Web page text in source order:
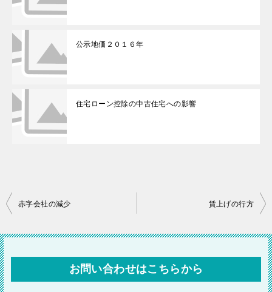
公示地価２０１６年
住宅ローン控除の中古住宅への影響
投
ナ
ビ
ゲ
赤字会社の減少 賃上げの行方
お問い合わせはこちらから